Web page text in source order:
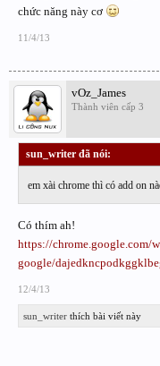
chức năng này cơ
11/4/13
vOz_James
Thành viên cấp 3
sun_writer đã nói:
em xài chrome thì có add on
Có thím ah!
https://chrome.google.com/
google/
12/4/13
sun_writer thích bài viết này